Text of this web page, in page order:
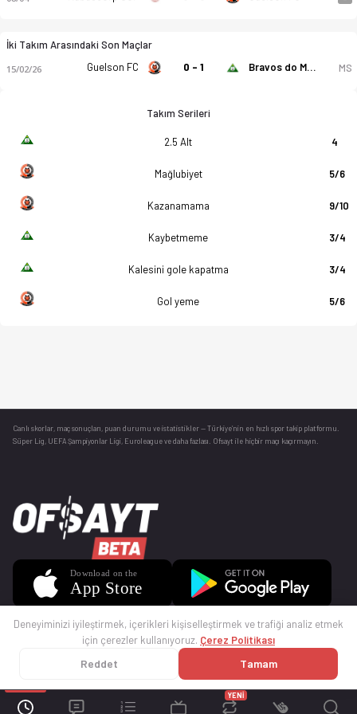
YENİ
İki Takım Arasındaki Son Maçlar
15/02/26 Guelson FC 0 - 1 Bravos do Maquis MS
Takım Serileri
2.5 Alt 4
Mağlubiyet 5/6
Kazanamama 9/10
Kaybetmeme 3/4
Kalesini gole kapatma 3/4
Gol yeme 5/6
Canlı skorlar , maç sonuçları, puan durumu ve istatistikler — Türkiye’nin en hızlı spor takip platformu.
Süper Lig, UEFA Şampiyonlar Ligi, Euroleague ve daha fazlası. Ofsayt ile hiçbir maçı kaçırmayın.
© 2025 Ofsayt
Deneyiminizi iyileştirmek, içerikleri kişiselleştirmek ve trafiği analiz etmek
için çerezler kullanıyoruz. Çerez Politikası
Reddet Tamam